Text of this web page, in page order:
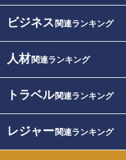
ビジネス 関連ランキング
人材関連ランキング
トラベル関連ランキング
レジャー関連ランキング